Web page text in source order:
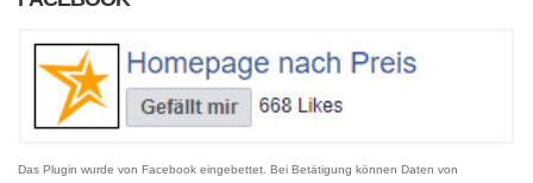
Das Plugin wurde von Facebook eingebettet. Bei Betätigung können Daten von